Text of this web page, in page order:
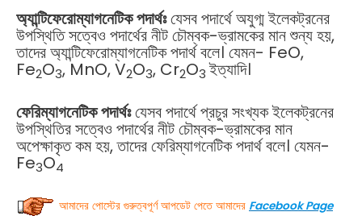
অ্যান্টিফেরোম্যাগনেটিক পদার্থঃযেসব পদার্থে অযুগ্ম ইলেকট্রনের
উপস্থিতি সত্বেও পদার্থের নীট চৌম্বক-ভ্রামকের মান শুন্য হয়,
তাদের অ্যান্টিফেরোম্যাগনেটিক পদার্থ বলে। যেমন- FeO,
Fe2O3, MnO, V2O3, Cr2O3 ইত্যাদি।
ফেরিম্যাগনেটিক পদার্থঃযেসব পদার্থে প্রচুর সংখ্যক ইলেকট্রনের
উপস্থিতির সত্বেও পদার্থের নীট চৌম্বক-ভ্রামকের মান
অপেক্ষাকৃত কম হয়, তাদের ফেরিম্যাগনেটিক পদার্থ বলে। যেমন-
Fe3O4
আমাদের পোস্টের গুরুত্বপূর্ণ আপডেট পেতে আমাদের Facebook Page